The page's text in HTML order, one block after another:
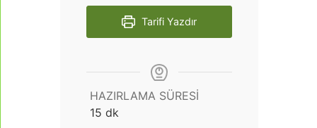
Tarifi Yazdır
HAZIRLAMA SÜRESI
15 dakika
dk